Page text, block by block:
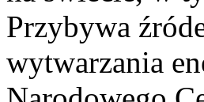
Przybywa
wytwarzania